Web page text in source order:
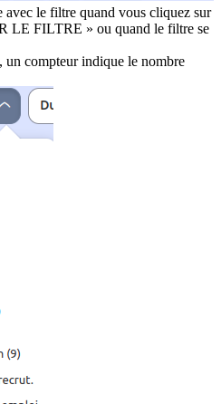
avec le filtre quand vous cliquez sur
LE FILTRE » ou quand le filtre se
un compteur indique le nombre